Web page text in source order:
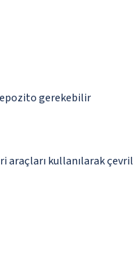
gerekebilir
araçları kullanılarak